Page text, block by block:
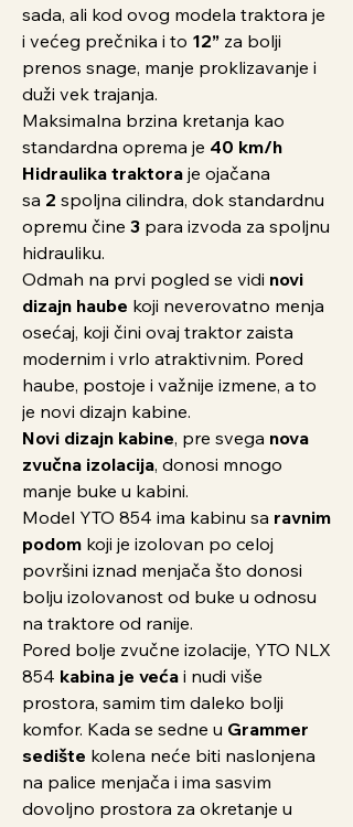
sada, ali kod ovog modela traktora je
i većeg prečnika i to 12” za bolji
prenos snage, manje proklizavanje i
duži vek trajanja.
Maksimalna brzina kretanja kao
standardna oprema je 40 km/h
Hidraulika traktora je ojačana
sa 2 spoljna cilindra, dok standardnu
opremu čine 3 para izvoda za spoljnu
hidrauliku.
Odmah na prvi pogled se vidi novi
dizajn haube koji neverovatno menja
osećaj, koji čini ovaj traktor zaista
modernim i vrlo atraktivnim. Pored
haube, postoje i važnije izmene, a to
je novi dizajn kabine.
Novi dizajn kabine, pre svega nova
zvučna izolacija, donosi mnogo
manje buke u kabini.
Model YTO 854 ima kabinu sa ravnim
podom koji je izolovan po celoj
površini iznad menjača što donosi
bolju izolovanost od buke u odnosu
na traktore od ranije.
Pored bolje zvučne izolacije, YTO NLX
854 kabina je veća i nudi više
prostora, samim tim daleko bolji
komfor. Kada se sedne u Grammer
sedište kolena neće biti naslonjena
na palice menjača i ima sasvim
dovoljno prostora za okretanje u